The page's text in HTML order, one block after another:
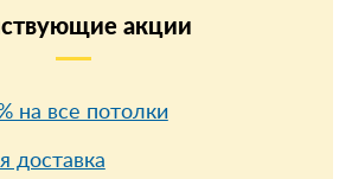
акции
на все потолки
доставка